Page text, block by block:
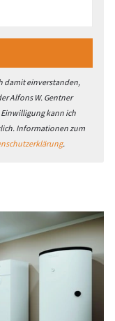
damit einverstanden,
Alfons W. Gentner
Einwilligung kann ich
Informationen zum
.